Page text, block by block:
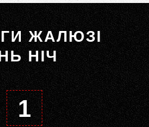
ЖАЛЮЗІ
НІЧ
1